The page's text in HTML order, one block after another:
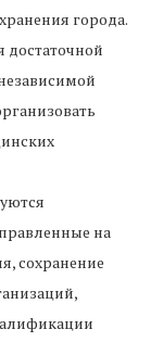
города.
достаточной
на
сохранение